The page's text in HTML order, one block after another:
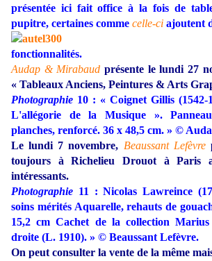
présentée ici fait office à la fois de
pupitre, certaines comme celle-ci ajoutent
fonctionnalités.
Audap & Mirabaud présente le lundi 27
« Tableaux Anciens, Peintures & Arts
Photographie 10 : « Coignet Gillis (1542-
L'allégorie de la Musique ».
planches, renforcé. 36 x 48,5 cm. » ©
Le lundi 7 novembre, Beaussant Lefèvre
toujours à Richelieu Drouot à Paris
intéressants.
Photographie 11 : Nicolas Lawreince
soins mérités Aquarelle, rehauts de
15,2 cm Cachet de la collection
droite (L. 1910). » © Beaussant Lefèvre.
On peut consulter la vente de la même